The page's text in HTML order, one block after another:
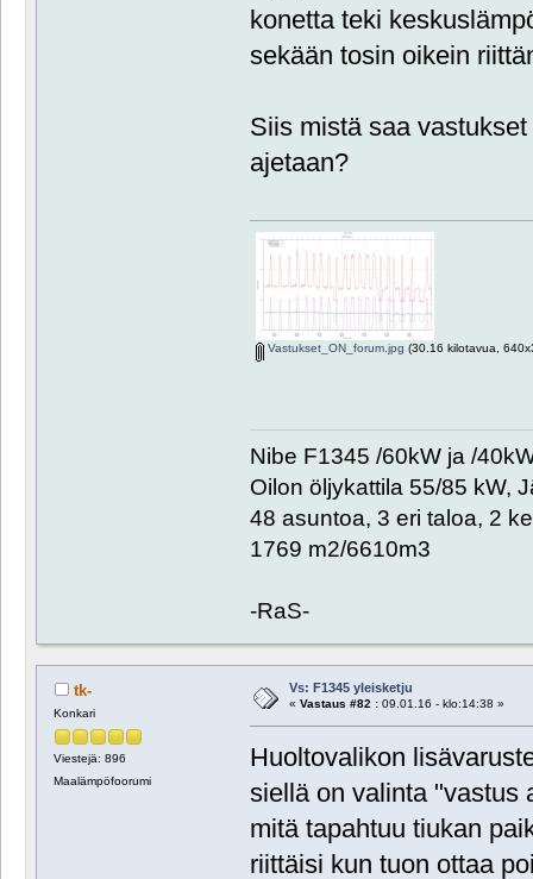
konetta teki
sekään tosin oikein
Siis mistä saa
ajetaan?
Vastukset_ON_forum.jpg (30.16 kilotavua,
Nibe F1345 /60kW ja /
Oilon öljykattila 55/85 kW,
48 asuntoa, 3 eri taloa, 2
1769 m2/6610m3
-RaS-
tk-
Konkari
Viestejä: 896
Maalämpöfoorumi
Vs: F1345 yleisketju
« Vastaus #82 :09.01.16 - klo:14:38 »
Huoltovalikon
siellä on valinta "vastus
mitä tapahtuu tiukan
riittäisi kun tuon ottaa